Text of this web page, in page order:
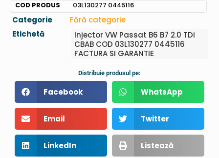
COD PRODUS 03L130277 0445116
Categorie
Fără categorie
Etichetă
Injector VW Passat B6 B7 2.0 TDi
CBAB COD 03L130277 0445116
FACTURA SI GARANTIE
Distribuie produsul pe:
Facebook WhatsApp
Email Twitter
LinkedIn Listează